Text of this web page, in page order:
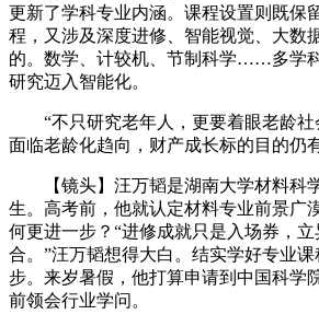
更新了学科专业内涵。课程设置则既保
程，又涉及深度进修、智能视觉、大数
的。数学、计较机、节制科学……多学
研究迈入智能化。
“不只研究老年人，更要着眼老龄社
面临老龄化趋向，财产成长标的目的仍
【镜头】汪万韬是湖南大学材料科
生。高考前，他就认定材料专业前景广
何更进一步？“进修成就只是入场券，
合。”汪万韬想得大白。结实学好专业
步。来岁暑假，他打算申请到中国科学
前领会行业学问。